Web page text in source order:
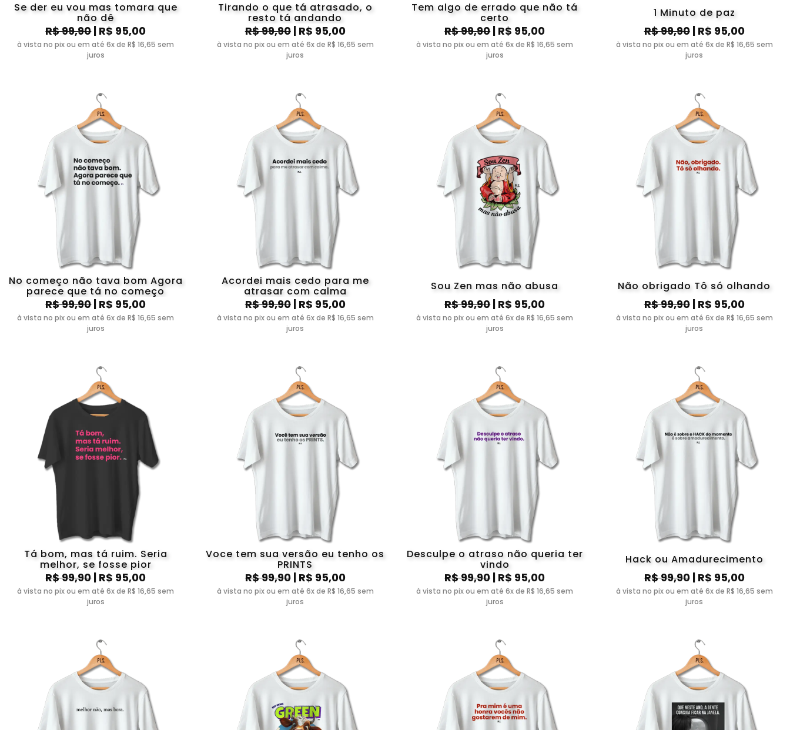
Se der eu vou mas tomara que
não dê
R$ 99,90| R$ 95,00
à vista no pix ou em até 6x de R$ 16,65 sem
juros
Tirando o que tá atrasado, o
resto tá andando
R$ 99,90| R$ 95,00
à vista no pix ou em até 6x de R$ 16,65 sem
juros
Tem algo de errado que não tá
certo
R$ 99,90| R$ 95,00
à vista no pix ou em até 6x de R$ 16,65 sem
juros
1 Minuto de paz
R$ 99,90| R$ 95,00
à vista no pix ou em até 6x de R$ 16,65 sem
juros
No começo não tava bom Agora
parece que tá no começo
R$ 99,90| R$ 95,00
à vista no pix ou em até 6x de R$ 16,65 sem
juros
Acordei mais cedo para me
atrasar com calma
R$ 99,90| R$ 95,00
à vista no pix ou em até 6x de R$ 16,65 sem
juros
Sou Zen mas não abusa
R$ 99,90| R$ 95,00
à vista no pix ou em até 6x de R$ 16,65 sem
juros
Não obrigado Tô só olhando
R$ 99,90| R$ 95,00
à vista no pix ou em até 6x de R$ 16,65 sem
juros
Tá bom, mas tá ruim. Seria
melhor, se fosse pior
R$ 99,90| R$ 95,00
à vista no pix ou em até 6x de R$ 16,65 sem
juros
Voce tem sua versão eu tenho os
PRINTS
R$ 99,90| R$ 95,00
à vista no pix ou em até 6x de R$ 16,65 sem
juros
Desculpe o atraso não queria ter
vindo
R$ 99,90| R$ 95,00
à vista no pix ou em até 6x de R$ 16,65 sem
juros
Hack ou Amadurecimento
R$ 99,90| R$ 95,00
à vista no pix ou em até 6x de R$ 16,65 sem
juros